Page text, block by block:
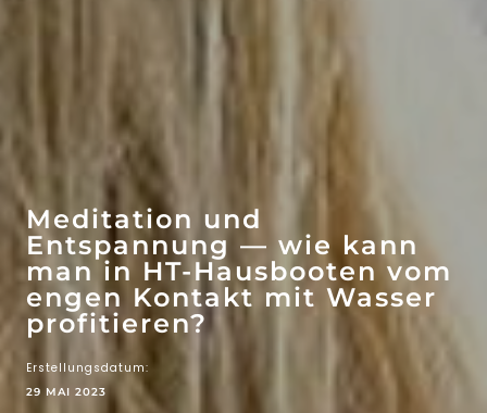
WOW-EFFEKT
Meditation und
Entspannung — wie kann
man in HT-Hausbooten vom
engen Kontakt mit Wasser
profitieren?
29 MAI 2023
Erstellungsdatum: